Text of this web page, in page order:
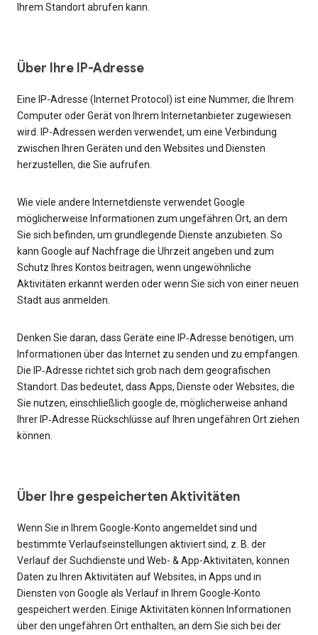
Ihrem Standort abrufen kann.
Über Ihre IP-Adresse
Eine IP-Adresse (Internet Protocol) ist eine Nummer, die Ihrem
Computer oder Gerät von Ihrem Internetanbieter zugewiesen
wird. IP-Adressen werden verwendet, um eine Verbindung
zwischen Ihren Geräten und den Websites und Diensten
herzustellen, die Sie aufrufen.
Wie viele andere Internetdienste verwendet Google
möglicherweise Informationen zum ungefähren Ort, an dem
Sie sich befinden, um grundlegende Dienste anzubieten. So
kann Google auf Nachfrage die Uhrzeit angeben und zum
Schutz Ihres Kontos beitragen, wenn ungewöhnliche
Aktivitäten erkannt werden oder wenn Sie sich von einer neuen
Stadt aus anmelden.
Denken Sie daran, dass Geräte eine IP‑Adresse benötigen, um
Informationen über das Internet zu senden und zu empfangen.
Die IP‑Adresse richtet sich grob nach dem geografischen
Standort. Das bedeutet, dass Apps, Dienste oder Websites, die
Sie nutzen, einschließlich google.de, möglicherweise anhand
Ihrer IP‑Adresse Rückschlüsse auf Ihren ungefähren Ort ziehen
können.
Über Ihre gespeicherten Aktivitäten
Wenn Sie in Ihrem Google-Konto angemeldet sind und
bestimmte Verlaufseinstellungen aktiviert sind, z. B. der
Verlauf der Suchdienste und Web- & App-Aktivitäten, können
Daten zu Ihren Aktivitäten auf Websites, in Apps und in
Diensten von Google als Verlauf in Ihrem Google-Konto
gespeichert werden. Einige Aktivitäten können Informationen
über den ungefähren Ort enthalten, an dem Sie sich bei der